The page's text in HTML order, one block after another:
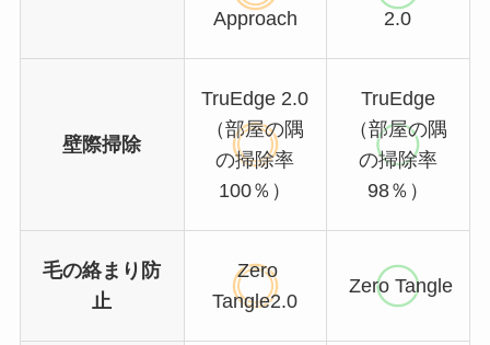
Approach
2.0
壁際掃除
TruEdge 2.0
（部屋の隅
の掃除率
100％）
TruEdge
（部屋の隅
の掃除率
98％）
毛の絡まり防
止
Zero
Tangle2.0
Zero Tangle